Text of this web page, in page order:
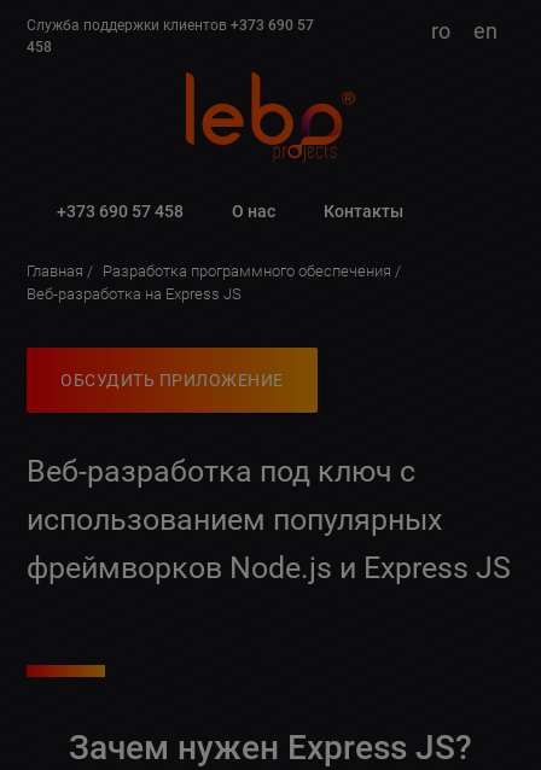
Служба поддержки клиентов+373 690 57
458
ro en
+373 690 57 458 О нас Контакты
Главная
Разработка программного обеспечения
Веб-разработка на Express JS
ОБСУДИТЬ ПРИЛОЖЕНИЕ
Веб-разработка под ключ с
использованием популярных
фреймворков Node.js и Express JS
Зачем нужен Express JS?